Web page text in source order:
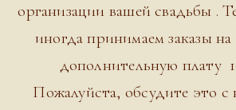
организации вашей свадьбы .
иногда принимаем заказы на
дополнительную плату
Пожалуйста, обсудите это с